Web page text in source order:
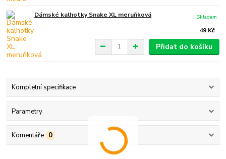
Dámské kalhotky Snake XL meruňková
49 Kč
Skladem
Přidat do košíku
Kompletní specifikace
Parametry
Komentáře 0